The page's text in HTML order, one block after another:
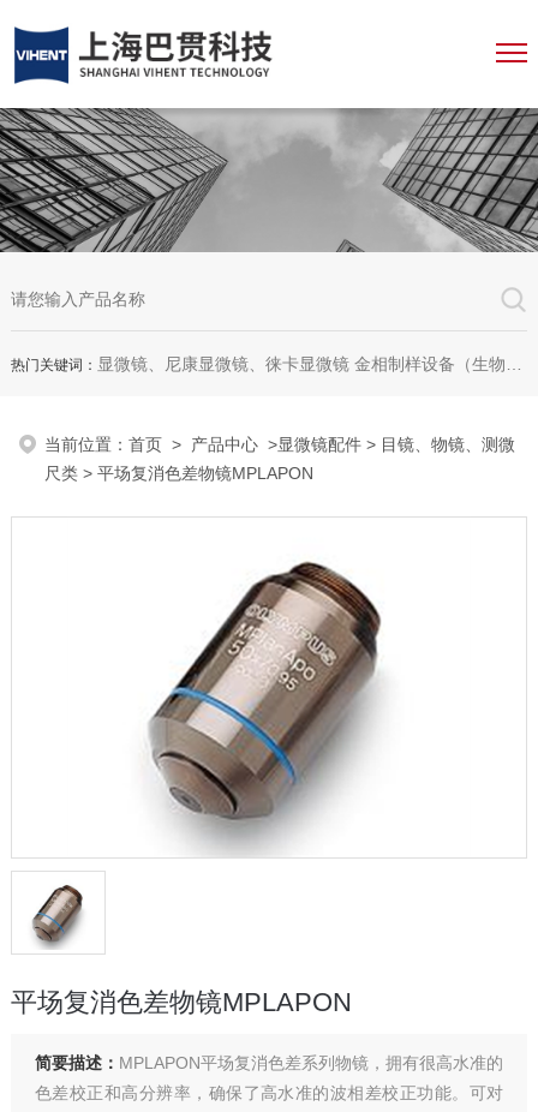
热门关键词： 显微镜、尼康显微镜、徕卡显微镜 金相制样设备（生物显微镜、金相显微镜、体视显微镜、工业显微镜、数码显微镜、荧光显微镜、显微成像系统、显微图像分析软件、显微镜配件等等
当前位置：首页 > 产品中心 >显微镜配件 > 目镜、物镜、测微
尺类> 平场复消色差物镜MPLAPON
平场复消色差物镜MPLAPON
简要描述： MPLAPON平场复消色差系列物镜，拥有很高水准的
色差校正和高分辨率，确保了高水准的波相差校正功能。可对